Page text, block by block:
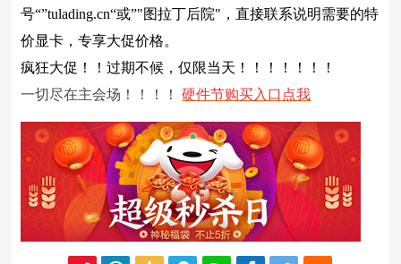
号“”tulading.cn“或”"图拉丁后院"，直接联系说明需要的特
价显卡，专享大促价格。
疯狂大促！！过期不候，仅限当天！！！！！！！
一切尽在主会场！！！！硬件节购买入口点我